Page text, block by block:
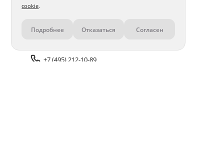
Контакты
+7 (495) 212-10-89
cookie.
Подробнее Отказаться Согласен